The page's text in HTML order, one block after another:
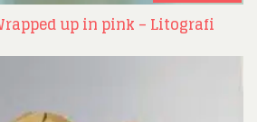
up in pink – Litografi